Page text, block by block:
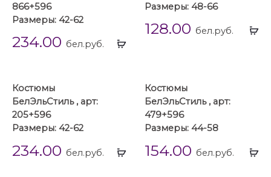
Выбрать
866+596
Размеры: 42-62
234.00 бел.руб.
Размеры: 48-66
128.00 бел.руб.
Выбрать
Костюмы
БелЭльСтиль , арт:
205+596
Размеры: 42-62
234.00 бел.руб.
Костюмы
БелЭльСтиль , арт:
479+596
Размеры: 44-58
154.00 бел.руб.